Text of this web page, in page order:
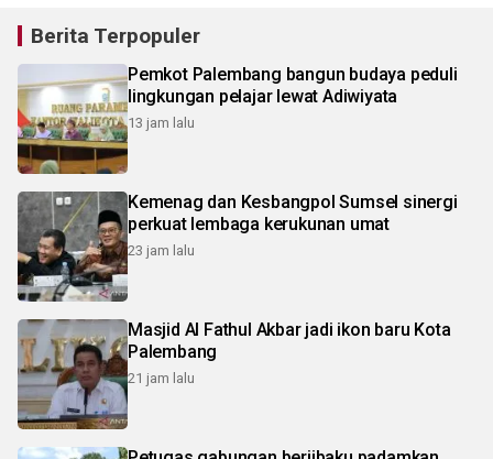
Berita Terpopuler
Pemkot Palembang bangun budaya peduli
lingkungan pelajar lewat Adiwiyata
13 jam lalu
Kemenag dan Kesbangpol Sumsel sinergi
perkuat lembaga kerukunan umat
23 jam lalu
Masjid Al Fathul Akbar jadi ikon baru Kota
Palembang
21 jam lalu